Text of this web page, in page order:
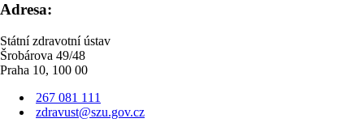
Adresa:
Státní zdravotní ústav
Šrobárova 49/48
Praha 10, 100 00
267 081 111
zdravust@szu.gov.cz